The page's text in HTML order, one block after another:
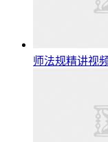
师法规精讲视